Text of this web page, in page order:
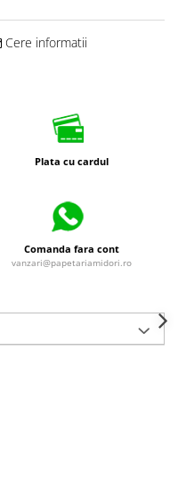
Cere informatii
Plata cu cardul
Comanda fara cont
vanzari@papetariamidori.ro